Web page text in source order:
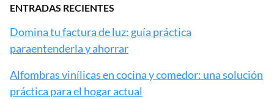
ENTRADAS RECIENTES
Domina tu factura de luz: guía práctica
paraentenderla y ahorrar
Alfombras vinílicas en cocina y comedor: una solución
práctica para el hogar actual